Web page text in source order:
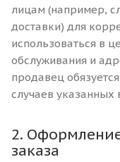
лицам (например,
доставки) для
использоваться в
обслуживания и
продавец
случаев указанных
2.
заказа